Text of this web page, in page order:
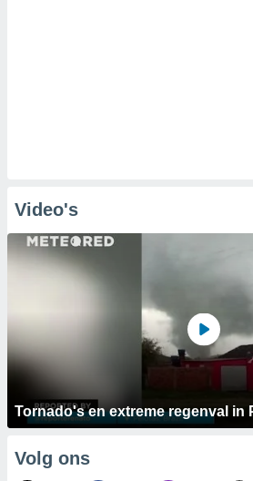
Video's
Tornado's en extreme regenval in
Volg ons